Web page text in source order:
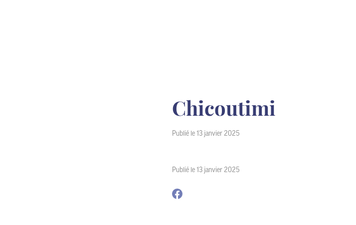
Chicoutimi
Publié le 13 janvier 2025
Publié le 13 janvier 2025